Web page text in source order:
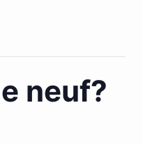
neuf?